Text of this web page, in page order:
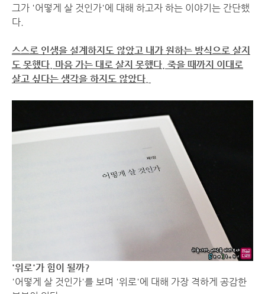
그가 '어떻게 살 것인가'에 대해 하고자 하는 이야기는 간단했
다.
스스로 인생을 설계하지도 않았고 내가 원하는 방식으로 살지
도 못했다. 마음 가는 대로 살지 못했다. 죽을 때까지 이대로
살고 싶다는 생각을 하지도 않았다.
'위로'가 힘이 될까?
'어떻게 살 것인가'를 보며 '위로'에 대해 가장 격하게 공감한